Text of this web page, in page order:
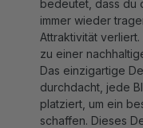
immer wieder
Attraktivität verliert.
zu einer
Das einzigartige
durchdacht, jede
platziert, um ein
schaffen. Dieses
dein Armband ein